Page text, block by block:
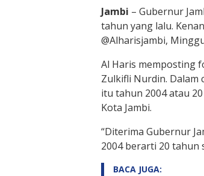
Jambi – Gubernur
tahun yang lalu.
@Alharisjambi,
Al Haris memposting
Zulkifli Nurdin. Dalam
itu tahun 2004 atau
Kota Jambi.
“Diterima Gubernur
2004 berarti 20 tahun
BACA JUGA: